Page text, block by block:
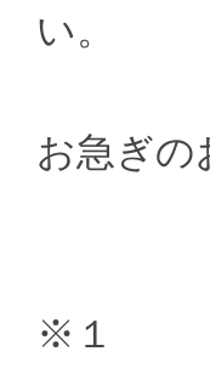
い。
お急ぎの
※１